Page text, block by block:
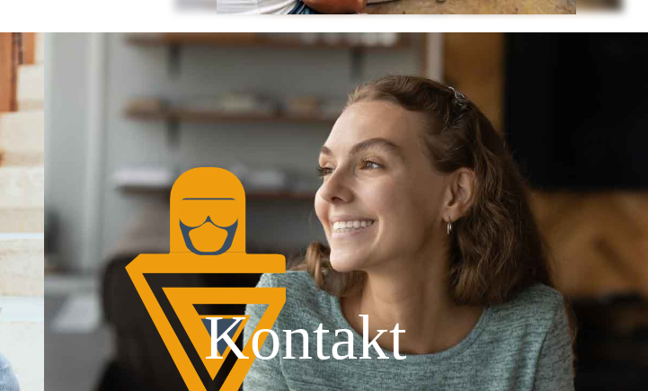
Kontakt